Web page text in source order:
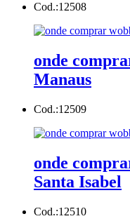
Cod.:12508
onde
Manaus
Cod.:12509
onde
Santa Isabel
Cod.:12510